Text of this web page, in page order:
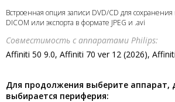
Встроенная опция записи DVD/CD для
DICOM или экспорта в формате JPEG и .avi
Совместимость с аппаратами Philips:
Affiniti 50 9.0, Affiniti 70 ver 12 (2026),
Для продолжения выберите аппарат,
выбирается периферия: